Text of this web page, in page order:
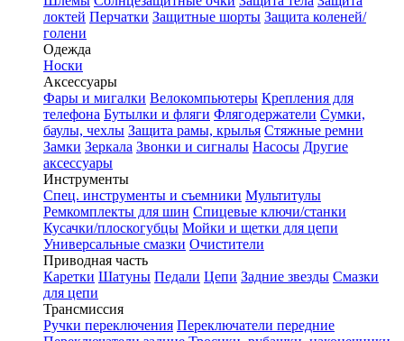
локтей Перчатки Защитные шорты Защита коленей/
голени
Одежда
Носки
Аксессуары
Фары и мигалки Велокомпьютеры Крепления для
телефона Бутылки и фляги Флягодержатели Сумки,
баулы, чехлы Защита рамы, крылья Стяжные ремни
Замки Зеркала Звонки и сигналы Насосы Другие
аксессуары
Инструменты
Спец. инструменты и съемники Мультитулы
Ремкомплекты для шин Спицевые ключи/станки
Кусачки/плоскогубцы Мойки и щетки для цепи
Универсальные смазки Очистители
Приводная часть
Каретки Шатуны Педали Цепи Задние звезды Смазки
для цепи
Трансмиссия
Ручки переключения Переключатели передние